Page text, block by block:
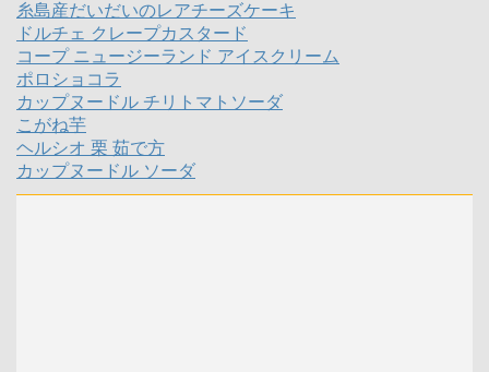
糸島産だいだいのレアチーズケーキ
ドルチェ クレープカスタード
コープ ニュージーランド アイスクリーム
ポロショコラ
カップヌードル チリトマトソーダ
こがね芋
ヘルシオ 栗 茹で方
カップヌードル ソーダ